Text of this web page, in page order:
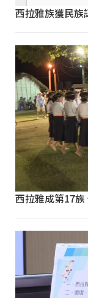
西拉雅族獲民族
西拉雅成第17